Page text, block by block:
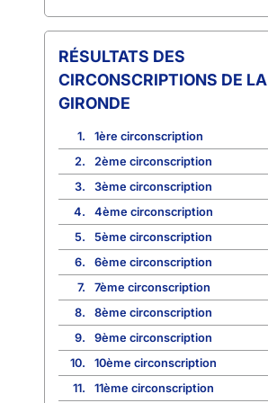
CIRCONSCRIPTIONS DE LA
GIRONDE
1.
1ère circonscription
2.
2ème circonscription
3.
3ème circonscription
4.
4ème circonscription
5.
5ème circonscription
6.
6ème circonscription
7.
7ème circonscription
8.
8ème circonscription
9.
9ème circonscription
10.
10ème circonscription
11.
11ème circonscription